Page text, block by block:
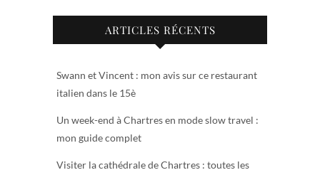
ARTICLES RÉCENTS
Swann et Vincent : mon avis sur ce restaurant
italien dans le 15è
Un week-end à Chartres en mode slow travel :
mon guide complet
Visiter la cathédrale de Chartres : toutes les